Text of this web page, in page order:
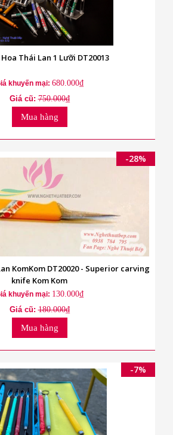
Thái Lan 1 Lưỡi DT20013
khuyến mại: 680.000₫
Giá cũ:750.000₫
Mua hàng
-28%
KomKom DT20020 - Superior carving
knife Kom Kom
khuyến mại: 130.000₫
Giá cũ:180.000₫
Mua hàng
-7%